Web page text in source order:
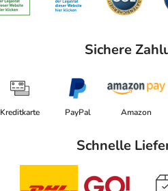
Sichere
Kreditkarte PayPal Amazon
Schnelle